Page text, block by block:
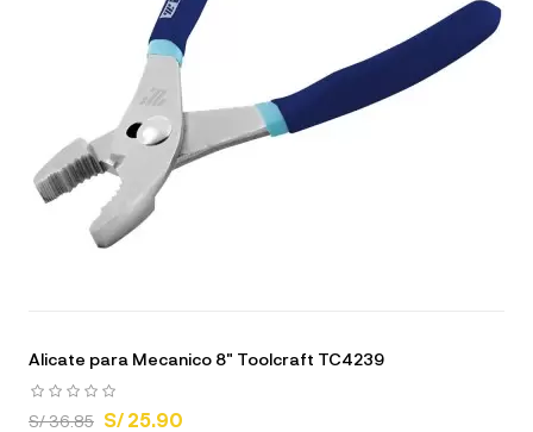
Alicate para Mecanico 8" Toolcraft TC4239
S/ 36.85 S/ 25.90